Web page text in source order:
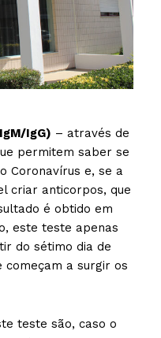
IgG) – através de
permitem saber se
Coronavírus e, se a
criar anticorpos, que
é obtido em
este teste apenas
do sétimo dia de
começam a surgir os
teste são, caso o